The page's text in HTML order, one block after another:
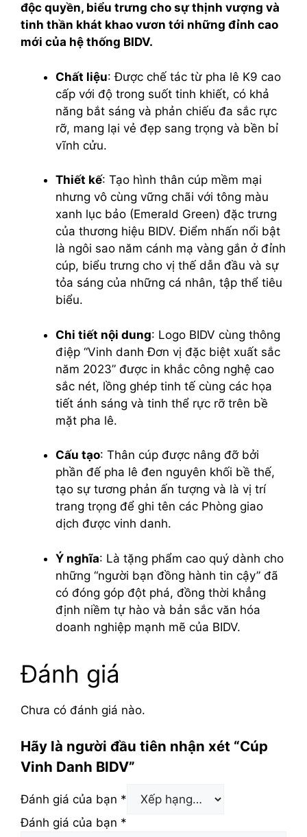
độc quyền, biểu trưng cho sự thịnh vượng và
tinh thần khát khao vươn tới những đỉnh cao
mới của hệ thống BIDV.
Chất liệu: Được chế tác từ pha lê K9 cao
cấp với độ trong suốt tinh khiết, có khả
năng bắt sáng và phản chiếu đa sắc rực
rỡ, mang lại vẻ đẹp sang trọng và bền bỉ
vĩnh cửu.
Thiết kế: Tạo hình thân cúp mềm mại
nhưng vô cùng vững chãi với tông màu
xanh lục bảo (Emerald Green) đặc trưng
của thương hiệu BIDV. Điểm nhấn nổi bật
là ngôi sao năm cánh mạ vàng gắn ở đỉnh
cúp, biểu trưng cho vị thế dẫn đầu và sự
tỏa sáng của những cá nhân, tập thể tiêu
biểu.
Chi tiết nội dung: Logo BIDV cùng thông
điệp “Vinh danh Đơn vị đặc biệt xuất sắc
năm 2023” được in khắc công nghệ cao
sắc nét, lồng ghép tinh tế cùng các họa
tiết ánh sáng và tinh thể rực rỡ trên bề
mặt pha lê.
Cấu tạo: Thân cúp được nâng đỡ bởi
phần đế pha lê đen nguyên khối bề thế,
tạo sự tương phản ấn tượng và là vị trí
trang trọng để ghi tên các Phòng giao
dịch được vinh danh.
Ý nghĩa: Là tặng phẩm cao quý dành cho
những “người bạn đồng hành tin cậy” đã
có đóng góp đột phá, đồng thời khẳng
định niềm tự hào và bản sắc văn hóa
doanh nghiệp mạnh mẽ của BIDV.
Đánh giá
Chưa có đánh giá nào.
Hãy là người đầu tiên nhận xét “Cúp
Vinh Danh BIDV”
Đánh giá của bạn *
Đánh giá của bạn *